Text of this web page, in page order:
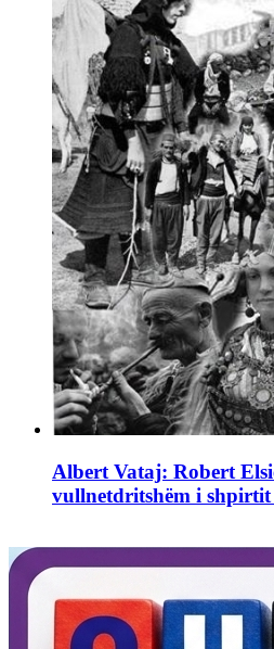
Albert Vataj: Robert
vullnetdritshëm i